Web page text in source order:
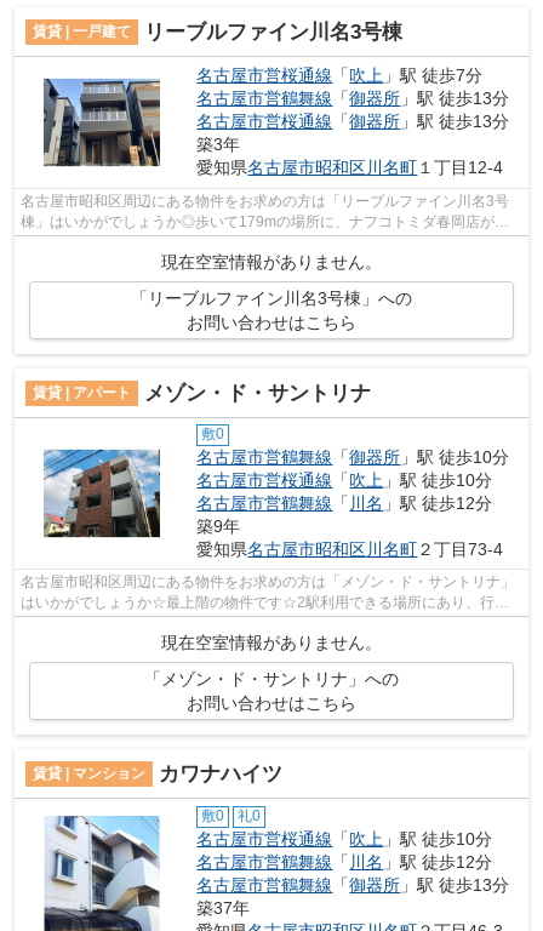
賃貸 | 一戸建て リーブルファイン川名3号棟
名古屋市営桜通線 「吹上 」駅 徒歩7分
名古屋市営鶴舞線 「御器所 」駅 徒歩13分
名古屋市営桜通線 「御器所 」駅 徒歩13分
築3年
愛知県名古屋市昭和区川名町１丁目12-4
名古屋市昭和区周辺にある物件をお求めの方は「リーブルファイン川名3号
棟」はいかがでしょうか◎歩いて179mの場所に、ナフコトミダ春岡店があ
ります◎2駅利用可能の一戸建てです◎こちら...
現在空室情報がありません。
「リーブルファイン川名3号棟」への
お問い合わせはこちら
賃貸 | アパート メゾン・ド・サントリナ
敷0
名古屋市営鶴舞線 「御器所 」駅 徒歩10分
名古屋市営桜通線 「吹上 」駅 徒歩10分
名古屋市営鶴舞線 「 川名 」駅 徒歩12分
築9年
愛知県名古屋市昭和区川名町２丁目73-4
名古屋市昭和区周辺にある物件をお求めの方は「メゾン・ド・サントリナ」
はいかがでしょうか☆最上階の物件です☆2駅利用できる場所にあり、行き
現在空室情報がありません。
「メゾン・ド・サントリナ」への
お問い合わせはこちら
賃貸 | マンション カワナハイツ
敷0 礼0
名古屋市営桜通線 「吹上 」駅 徒歩10分
名古屋市営鶴舞線 「 川名 」駅 徒歩12分
名古屋市営鶴舞線 「御器所 」駅 徒歩13分
築37年